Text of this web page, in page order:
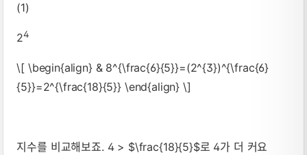
(1)
24
\[ \begin{align} & 8^{\frac{6}{5}}=(2^{3})^{\frac{6}
{5}}=2^{\frac{18}{5}} \end{align} \]
지수를 비교해보죠. 4 > $\frac{18}{5}$로 4가 더 커요